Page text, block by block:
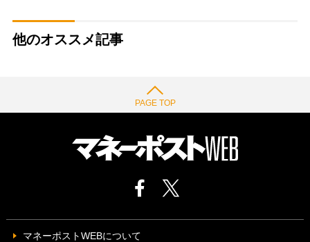
他のオススメ記事
PAGE TOP
マネーポストWEBについて